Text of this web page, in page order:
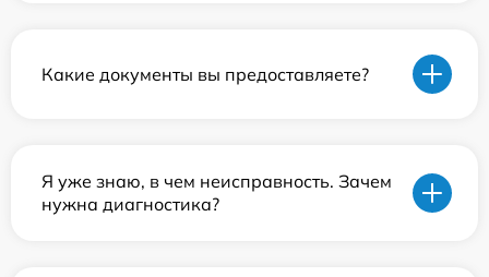
Какие документы вы предоставляете?
Я уже знаю, в чем неисправность. Зачем
нужна диагностика?